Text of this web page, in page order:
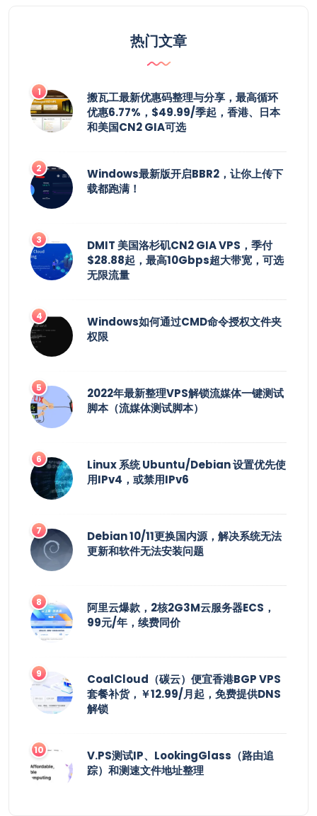
热门文章
搬瓦工最新优惠码整理与分享，最高循环
优惠6.77%，$49.99/季起，香港、日本
和美国CN2 GIA可选
Windows最新版开启BBR2，让你上传下
载都跑满！
DMIT 美国洛杉矶CN2 GIA VPS，季付
$28.88起，最高10Gbps超大带宽，可选
无限流量
Windows如何通过CMD命令授权文件夹
权限
2022年最新整理VPS解锁流媒体一键测试
脚本（流媒体测试脚本）
Linux 系统 Ubuntu/Debian 设置优先使
用IPv4，或禁用IPv6
Debian 10/11更换国内源，解决系统无法
更新和软件无法安装问题
阿里云爆款，2核2G3M云服务器ECS，
99元/年，续费同价
CoalCloud（碳云）便宜香港BGP VPS
套餐补货，￥12.99/月起，免费提供DNS
解锁
V.PS测试IP、LookingGlass（路由追
踪）和测速文件地址整理